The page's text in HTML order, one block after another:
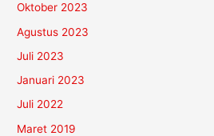
Oktober 2023
Agustus 2023
Juli 2023
Januari 2023
Juli 2022
Maret 2019